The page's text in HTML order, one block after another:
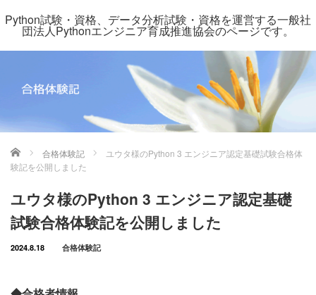
Python試験・資格、データ分析試験・資格を運営する一般社
団法人Pythonエンジニア育成推進協会のページです。
ホーム 合格体験記
ユウタ様のPython 3 エンジニア認定基礎試験合格体
験記を公開しました
ユウタ様のPython 3 エンジニア認定基礎
試験合格体験記を公開しました
2024.8.18 合格体験記